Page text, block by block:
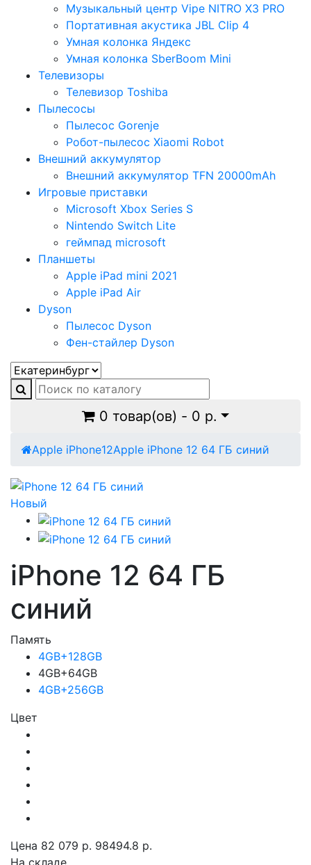
Музыкальный центр Vipe NITRO X3 PRO
Портативная акустика JBL Clip 4
Умная колонка Яндекс
Умная колонка SberBoom Mini
Телевизоры
Телевизор Toshiba
Пылесосы
Пылесос Gorenje
Робот-пылесос Xiaomi Robot
Внешний аккумулятор
Внешний аккумулятор TFN 20000mAh
Игровые приставки
Microsoft Xbox Series S
Nintendo Switch Lite
геймпад microsoft
Планшеты
Apple iPad mini 2021
Apple iPad Air
Dyson
Пылесос Dyson
Фен-стайлер Dyson
0 товар(ов) - 0 р.
Apple iPhone12Apple iPhone 12 64 ГБ синий
Новый
iPhone 12 64 ГБ
синий
Память
4GB+128GB
4GB+64GB
4GB+256GB
Цвет
Цена 82 079 р. 98494.8 р.
На складе